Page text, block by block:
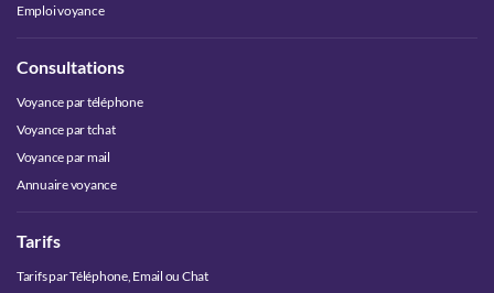
Emploi voyance
Consultations
Voyance par téléphone
Voyance par tchat
Voyance par mail
Annuaire voyance
Tarifs
Tarifs par Téléphone, Email ou Chat